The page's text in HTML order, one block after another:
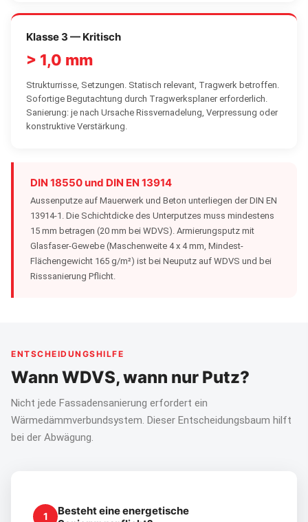
Klasse 3 — Kritisch
> 1,0 mm
Strukturrisse, Setzungen. Statisch relevant, Tragwerk betroffen.
Sofortige Begutachtung durch Tragwerksplaner erforderlich.
Sanierung: je nach Ursache Rissvernadelung, Verpressung oder
konstruktive Verstärkung.
DIN 18550 und DIN EN 13914
Aussenputze auf Mauerwerk und Beton unterliegen der DIN EN
13914-1. Die Schichtdicke des Unterputzes muss mindestens
15 mm betragen (20 mm bei WDVS). Armierungsputz mit
Glasfaser-Gewebe (Maschenweite 4 x 4 mm, Mindest-
Flächengewicht 165 g/m²) ist bei Neuputz auf WDVS und bei
Risssanierung Pflicht.
ENTSCHEIDUNGSHILFE
Wann WDVS, wann nur Putz?
Nicht jede Fassadensanierung erfordert ein
Wärmedämmverbundsystem. Dieser Entscheidungsbaum hilft
bei der Abwägung.
1
Besteht eine energetische